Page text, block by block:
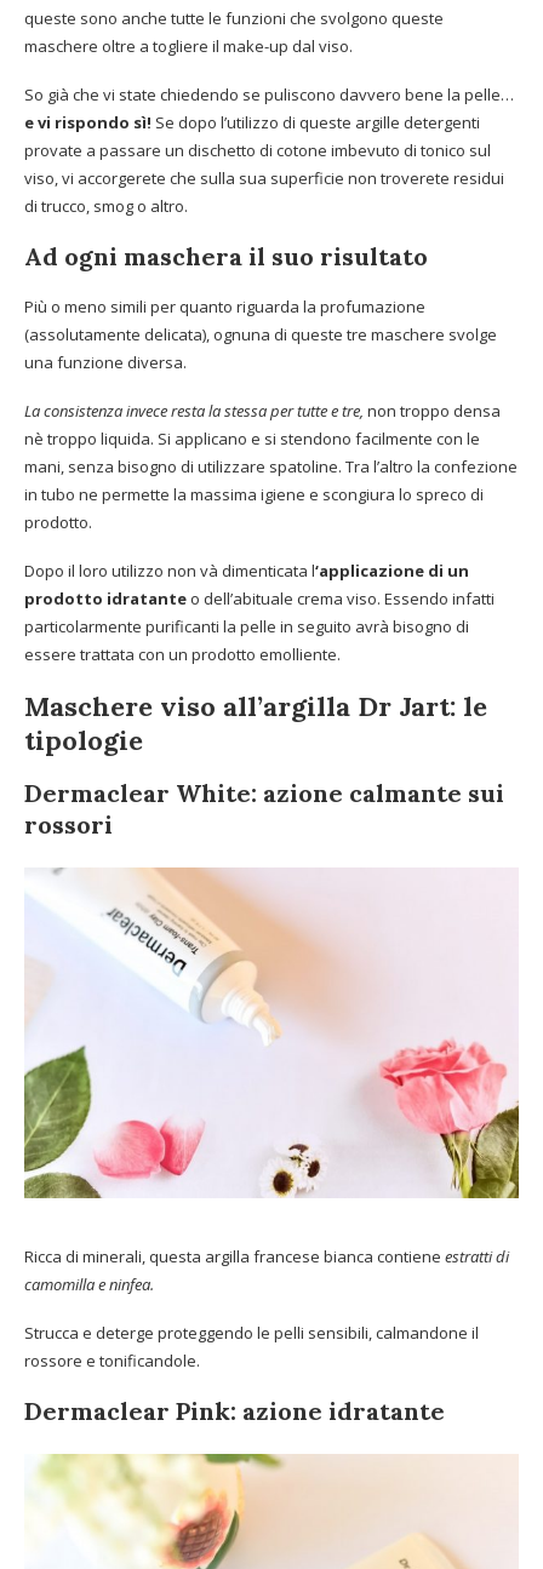
queste sono anche tutte le funzioni che svolgono queste
maschere oltre a togliere il make-up dal viso.
So già che vi state chiedendo se puliscono davvero bene la pelle…
e vi rispondo sì! Se dopo l’utilizzo di queste argille detergenti
provate a passare un dischetto di cotone imbevuto di tonico sul
viso, vi accorgerete che sulla sua superficie non troverete residui
di trucco, smog o altro.
Ad ogni maschera il suo risultato
Più o meno simili per quanto riguarda la profumazione
(assolutamente delicata), ognuna di queste tre maschere svolge
una funzione diversa.
La consistenza invece resta la stessa per tutte e tre, non troppo densa
nè troppo liquida. Si applicano e si stendono facilmente con le
mani, senza bisogno di utilizzare spatoline. Tra l’altro la confezione
in tubo ne permette la massima igiene e scongiura lo spreco di
prodotto.
Dopo il loro utilizzo non và dimenticata l‘applicazione di un
prodotto idratante o dell’abituale crema viso. Essendo infatti
particolarmente purificanti la pelle in seguito avrà bisogno di
essere trattata con un prodotto emolliente.
Maschere viso all’argilla Dr Jart: le
tipologie
Dermaclear White: azione calmante sui
rossori
Ricca di minerali, questa argilla francese bianca contiene estratti di
camomilla e ninfea.
Strucca e deterge proteggendo le pelli sensibili, calmandone il
rossore e tonificandole.
Dermaclear Pink: azione idratante